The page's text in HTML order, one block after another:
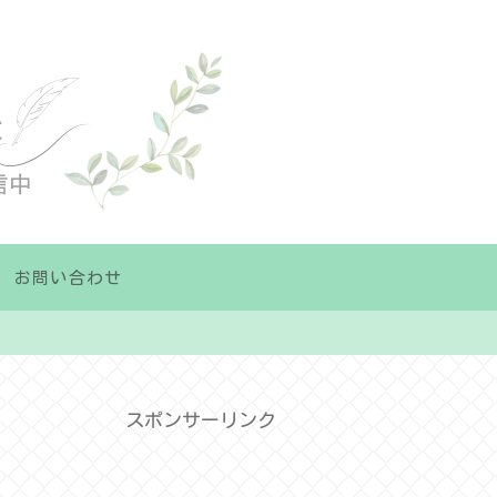
お問い合わせ
スポンサーリンク